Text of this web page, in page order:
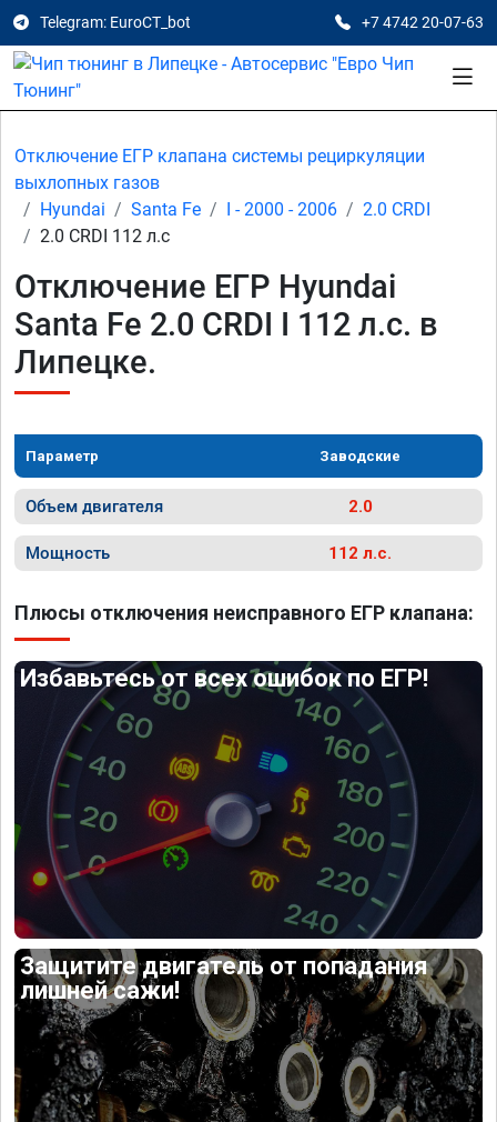
Telegram: EuroCT_bot +7 4742 20-07-63
Отключение ЕГР клапана системы рециркуляции
выхлопных газов
Hyundai
Santa Fe I - 2000 - 2006
2.0 CRDI
2.0 CRDI 112 л.с
Отключение ЕГР Hyundai
Santa Fe 2.0 CRDI I 112 л.с. в
Липецке.
Параметр Заводские
Объем двигателя 2.0
Мощность 112 л.с.
Плюсы отключения неисправного ЕГР клапана:
Избавьтесь от всех ошибок по ЕГР!
Защитите двигатель от попадания
лишней сажи!